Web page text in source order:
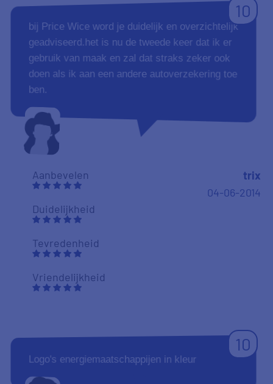
10
bij Price Wice word je duidelijk en overzichtelijk
geadviseerd.het is nu de tweede keer dat ik er
gebruik van maak en zal dat straks zeker ook
doen als ik aan een andere autoverzekering toe
ben.
Aanbevelen
Duidelijkheid
Tevredenheid
Vriendelijkheid
trix
04-06-2014
10
Logo's energiemaatschappijen in kleur